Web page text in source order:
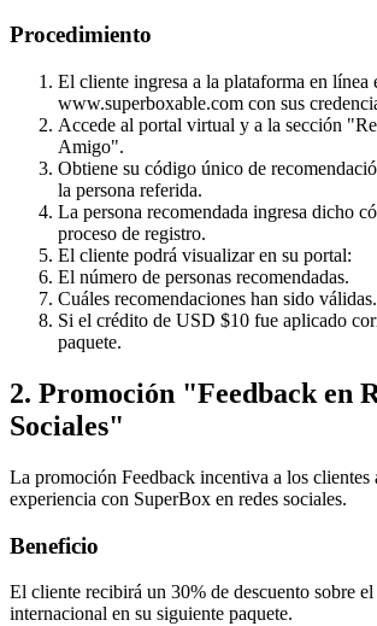
Procedimiento
El cliente ingresa a la plataforma en línea
www.superboxable.com con sus
Accede al portal virtual y a la sección
Amigo".
Obtiene su código único de
la persona referida.
La persona recomendada ingresa dicho
proceso de registro.
El cliente podrá visualizar en su portal:
El número de personas recomendadas.
Cuáles recomendaciones han sido válidas.
Si el crédito de USD $10 fue aplicado
paquete.
2. Promoción "Feedback en
Sociales"
La promoción Feedback incentiva a los clientes
experiencia con SuperBox en redes sociales.
Beneficio
El cliente recibirá un 30% de descuento sobre
internacional en su siguiente paquete.